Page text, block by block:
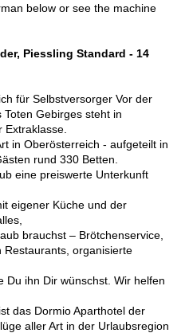
below or see the machine
Piessling Standard - 14
für Selbstversorger Vor der
Gebirges steht in
in Oberösterreich - aufgeteilt in
rund 330 Betten.
eine preiswerte Unterkunft
eigener Küche und der
brauchst – Brötchenservice,
Restaurants, organisierte
Du ihn Dir wünschst. Wir helfen
das Dormio Aparthotel der
aller Art in der Urlaubsregion